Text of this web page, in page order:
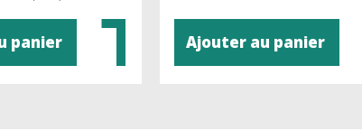
panier Ajouter au panier